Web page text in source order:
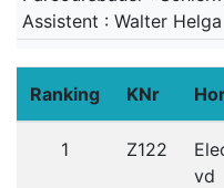
Assistent : Walter Helga
Ranking KNr
1 Z122
vd